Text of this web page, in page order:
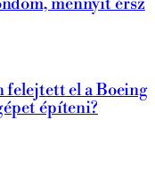
felejtett el a Boeing
építeni?